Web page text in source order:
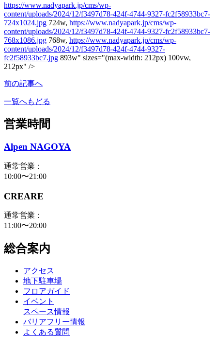
https://www.nadyapark.jp/cms/wp-
content/uploads/2024/12/f3497d78-424f-4744-9327-fc2f58933bc7-
724x1024.jpg 724w, https://www.nadyapark.jp/cms/wp-
content/uploads/2024/12/f3497d78-424f-4744-9327-fc2f58933bc7-
768x1086.jpg 768w, https://www.nadyapark.jp/cms/wp-
content/uploads/2024/12/f3497d78-424f-4744-9327-
fc2f58933bc7.jpg 893w" sizes="(max-width: 212px) 100vw,
212px" />
前の記事へ
一覧へもどる
営業時間
Alpen NAGOYA
通常営業：
10:00〜21:00
CREARE
通常営業：
11:00〜20:00
総合案内
アクセス
地下駐車場
フロアガイド
イベント
スペース情報
バリアフリー情報
よくある質問